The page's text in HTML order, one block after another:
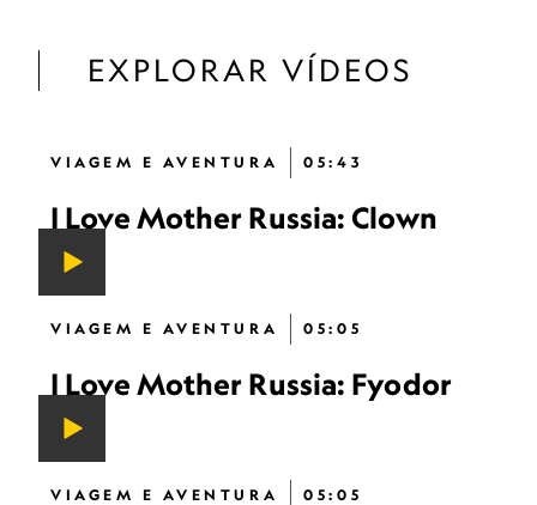
EXPLORAR VÍDEOS
VIAGEM E AVENTURA 05:43
I Love Mother Russia: Clown
VIAGEM E AVENTURA 05:05
I Love Mother Russia: Fyodor
VIAGEM E AVENTURA 05:05